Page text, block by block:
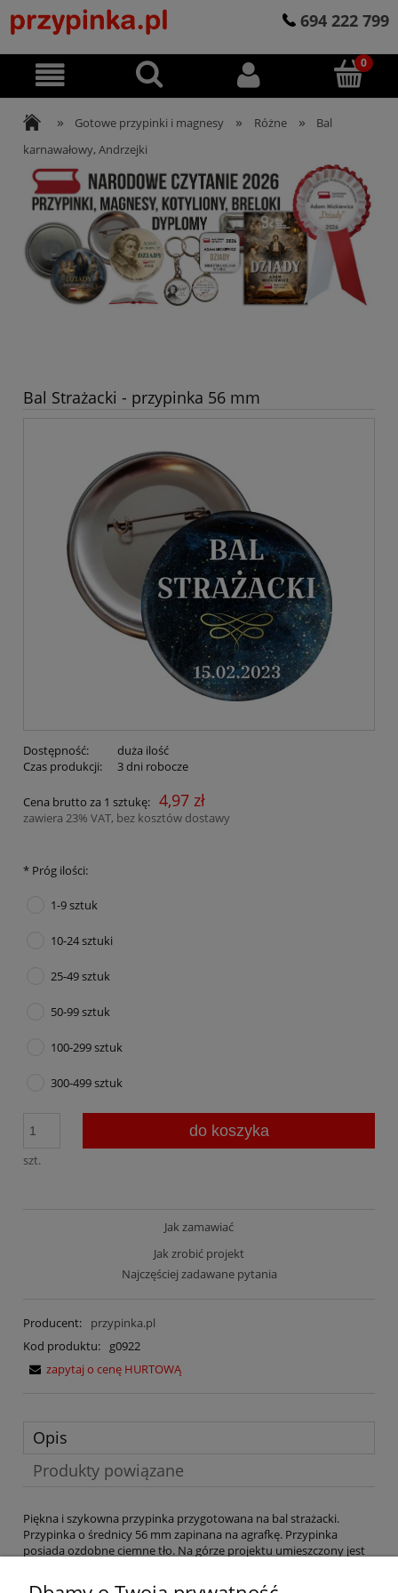
694 222 799
» Gotowe przypinki i magnesy » Różne »
Bal
karnawałowy, Andrzejki
Bal Strażacki - przypinka 56 mm
Dostępność:
duża ilość
Czas produkcji:
3 dni robocze
Cena brutto za 1 sztukę: 4,97 zł
zawiera 23% VAT, bez kosztów dostawy
* Próg ilości:
1-9 sztuk
10-24 sztuki
25-49 sztuk
50-99 sztuk
100-299 sztuk
300-499 sztuk
szt.
do koszyka
Jak zamawiać
Jak zrobić projekt
Najczęściej zadawane pytania
Producent:
przypinka.pl
Kod produktu:
g0922
zapytaj o cenę HURTOWĄ
Opis
Produkty powiązane
Piękna i szykowna przypinka przygotowana na bal strażacki.
Przypinka o średnicy 56 mm zapinana na agrafkę. Przypinka
posiada ozdobne ciemne tło. Na górze projektu umieszczony jest
data zabawy. Między napisami widoczny złoty ornament dodający